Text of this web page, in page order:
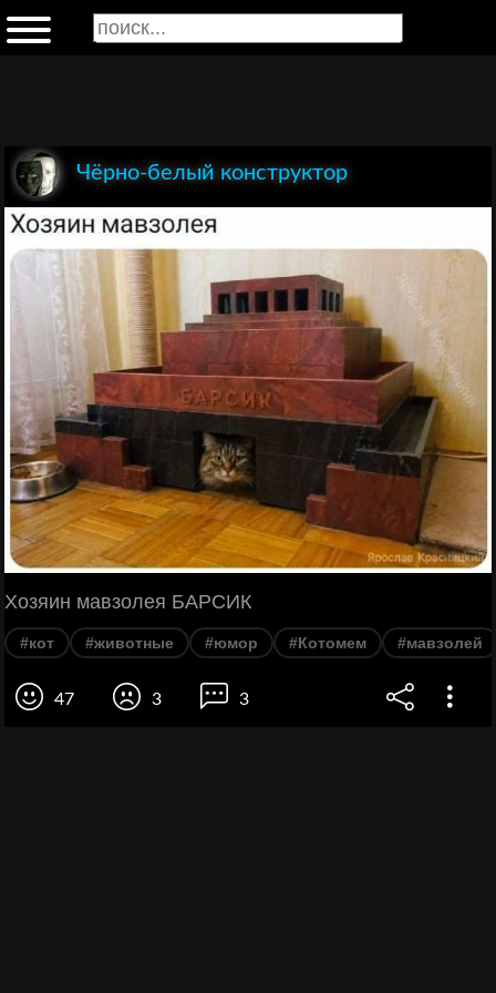
Чёрно-белый конструктор
Хозяин мавзолея БАРСИК
#кот #животные #юмор #Котомем #мавзолей
47 3 3